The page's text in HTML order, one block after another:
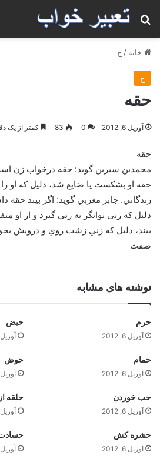
جستجو برای
خانه / ح
ح
حقه
آوریل 6, 2012 0
83 کمتر از یک
حقه
محمدبن سيرين گويد: حقه درخواب زن
حقه او بشكست يا ضايع شد، دليل كه او
زندگاني. جابر مغربي گويد: اگر بيند
دليل كه زني توانگر به زني گيرد و از او
بيند، دليل كه زني زشت روي و درويش
صفت
نوشته های مشابه
حرم
آوریل 6, 2012
حيض
آوریل 6, 2012
حمام
آوریل 6, 2012
حوض
آوریل 6, 2012
حب خوردن
آوریل 6, 2012
حلقه
آوریل 6, 2012
حشره کش
آوریل 6, 2012 آوریل 6, 2012